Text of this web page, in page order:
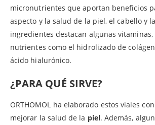
micronutrientes que aportan beneficios
aspecto y la salud de la piel, el cabello y
ingredientes destacan algunas
nutrientes como el hidrolizado de
ácido hialurónico.
¿PARA QUÉ SIRVE?
ORTHOMOL ha elaborado estos viales
mejorar la salud de la piel. Además,